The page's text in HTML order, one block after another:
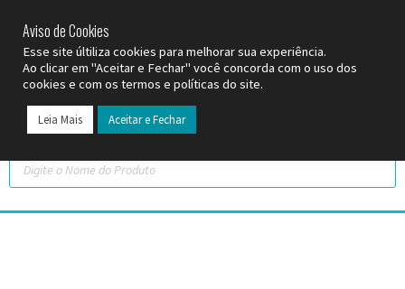
Aviso de Cookies
Esse site últiliza cookies para melhorar sua experiência.
Ao clicar em "Aceitar e Fechar" você concorda com o uso dos
cookies e com os termos e políticas do site.
Leia Mais Aceitar e Fechar